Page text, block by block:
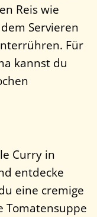
Reis wie
Servieren
Für
kannst du
Curry in
entdecke
eine cremige
Tomatensuppe